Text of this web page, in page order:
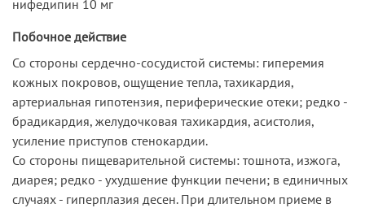
нифедипин 10 мг
Побочное действие
Со стороны сердечно-сосудистой системы: гиперемия
кожных покровов, ощущение тепла, тахикардия,
артериальная гипотензия, периферические отеки; редко -
брадикардия, желудочковая тахикардия, асистолия,
усиление приступов стенокардии.
Со стороны пищеварительной системы: тошнота, изжога,
диарея; редко - ухудшение функции печени; в единичных
случаях - гиперплазия десен. При длительном приеме в